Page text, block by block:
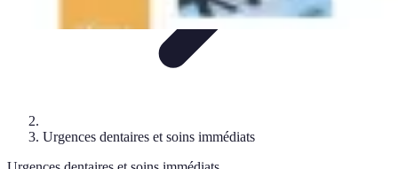
Urgences dentaires et soins immédiats